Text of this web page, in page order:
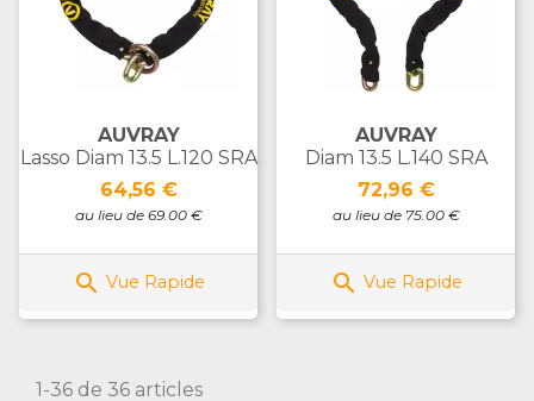
AUVRAY
Lasso Diam 13.5 L.120 SRA
Prix
64,56 €
au lieu de 69.00 €
 Vue Rapide
AUVRAY
Diam 13.5 L.140 SRA
Prix
72,96 €
au lieu de 75.00 €
 Vue Rapide
1-36 de 36 articles